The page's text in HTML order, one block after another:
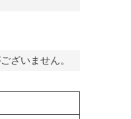
ざいません。